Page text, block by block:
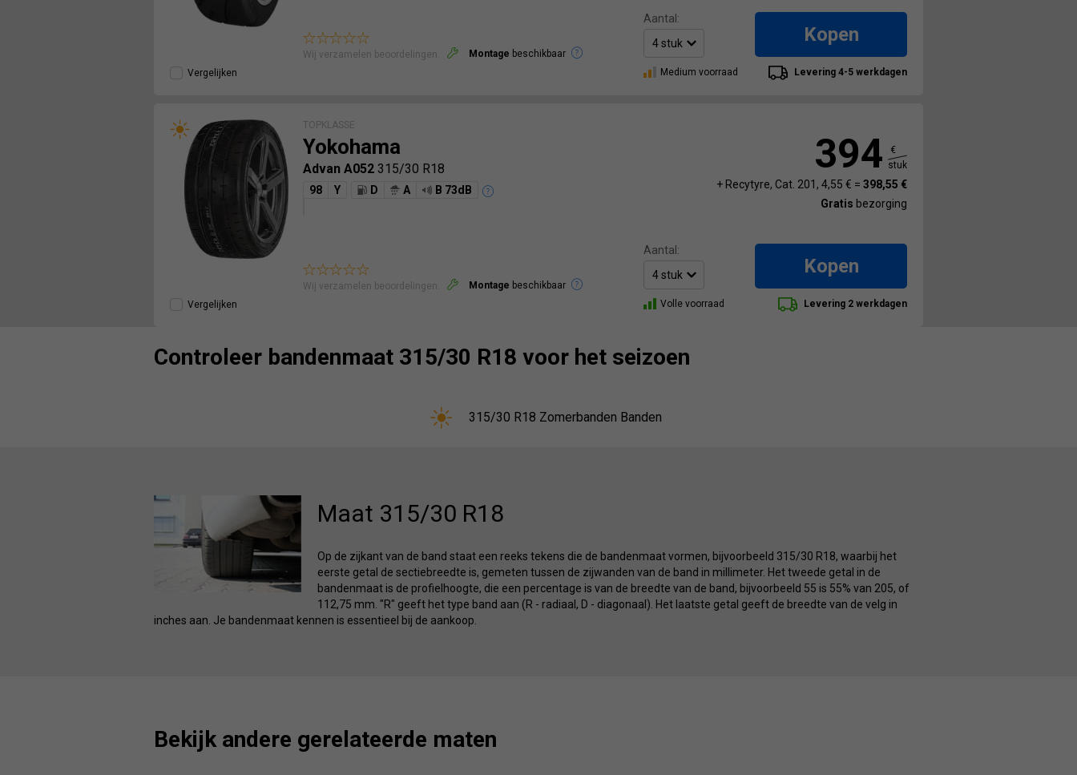
Wij verzamelen beoordelingen. Montage beschikbaar
Vergelijken
Aantal:
Kopen
Medium voorraad Levering 4-5 werkdagen
TOPKLASSE
Yokohama
Advan A052 315/30 R18
98 Y D A B 73dB
Wij verzamelen beoordelingen. Montage beschikbaar
Vergelijken
394
€
stuk
+ Recytyre, Cat. 201, 4,55 € = 398,55 €
Gratis bezorging
Aantal:
Kopen
Volle voorraad Levering 2 werkdagen
Controleer bandenmaat 315/30 R18 voor het seizoen
315/30 R18 Zomerbanden Banden
Maat 315/30 R18
Op de zijkant van de band staat een reeks tekens die de bandenmaat vormen, bijvoorbeeld 315/30 R18, waarbij het
eerste getal de sectiebreedte is, gemeten tussen de zijwanden van de band in millimeter. Het tweede getal in de
bandenmaat is de profielhoogte, die een percentage is van de breedte van de band, bijvoorbeeld 55 is 55% van 205, of
112,75 mm. "R" geeft het type band aan (R - radiaal, D - diagonaal). Het laatste getal geeft de breedte van de velg in
inches aan. Je bandenmaat kennen is essentieel bij de aankoop.
Bekijk andere gerelateerde maten